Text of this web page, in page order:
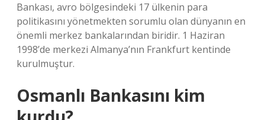
Bankası, avro bölgesindeki 17 ülkenin para
politikasını yönetmekten sorumlu olan dünyanın en
önemli merkez bankalarından biridir. 1 Haziran
1998’de merkezi Almanya’nın Frankfurt kentinde
kurulmuştur.
Osmanlı Bankasını kim